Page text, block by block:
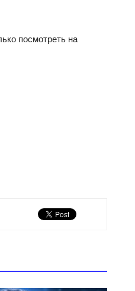
посмотреть на